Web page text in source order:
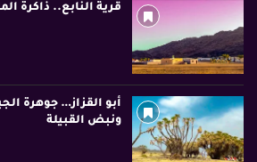
قرية النابع.. ذاكرة
أبو القزاز… جوهرة
ونبض القبيلة